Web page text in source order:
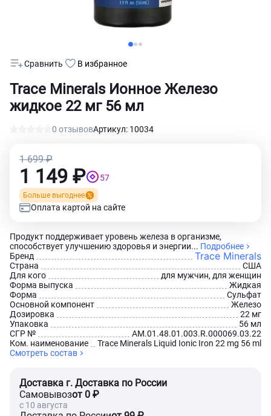
Trace Minerals Ионное Железо
жидкое 22 мг 56 мл
0 отзывовАртикул: 10034
Сравнить В избранное
Продукт поддерживает уровень железа в организме,
способствует улучшению здоровья и энергии... Подробнее
Бренд
Trace Minerals
Страна
США
Для кого
для мужчин, для женщин
Форма выпуска
Жидкая
Форма
Сульфат
Основной компонент
Железо
Дозировка
22 мг
Упаковка
56 мл
СГР №
AM.01.48.01.003.R.000069.03.22
Ком. наименование
Trace Minerals Liquid Ionic Iron 22 mg 56 ml
Смотреть состав
1 699 ₽
1 149 ₽ 57
Больше выгоднее
Оплата картой на сайте
Доставка г. Доставка по России
Самовывозот 0 ₽
c 10 августа